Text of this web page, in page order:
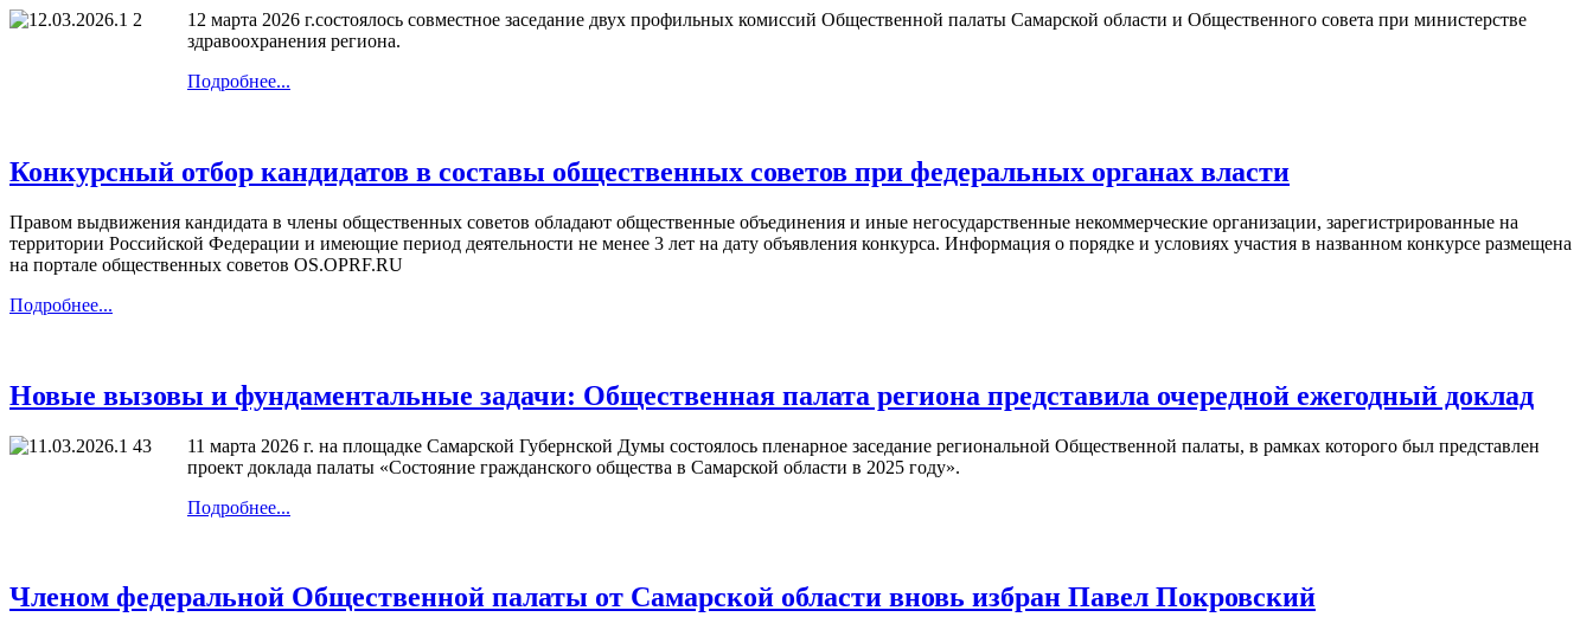
12 марта 2026 г.состоялось совместное заседание двух профильных комиссий Общественной палаты Самарской области и Общественного совета при министерстве
здравоохранения региона.
Подробнее...
Конкурсный отбор кандидатов в составы общественных советов при федеральных органах власти
Правом выдвижения кандидата в члены общественных советов обладают общественные объединения и иные негосударственные некоммерческие организации, зарегистрированные на
территории Российской Федерации и имеющие период деятельности не менее 3 лет на дату объявления конкурса. Информация о порядке и условиях участия в названном конкурсе размещена
на портале общественных советов OS.OPRF.RU
Подробнее...
Новые вызовы и фундаментальные задачи: Общественная палата региона представила очередной ежегодный доклад
11 марта 2026 г. на площадке Самарской Губернской Думы состоялось пленарное заседание региональной Общественной палаты, в рамках которого был представлен
проект доклада палаты «Состояние гражданского общества в Самарской области в 2025 году».
Подробнее...
Членом федеральной Общественной палаты от Самарской области вновь избран Павел Покровский